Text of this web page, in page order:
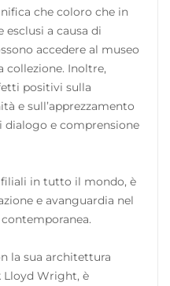
che coloro che in
esclusi a causa di
accedere al museo
collezione. Inoltre,
positivi sulla
e sull’apprezzamento
dialogo e comprensione
filiali in tutto il mondo, è
e avanguardia nel
la sua architettura
Lloyd Wright, è